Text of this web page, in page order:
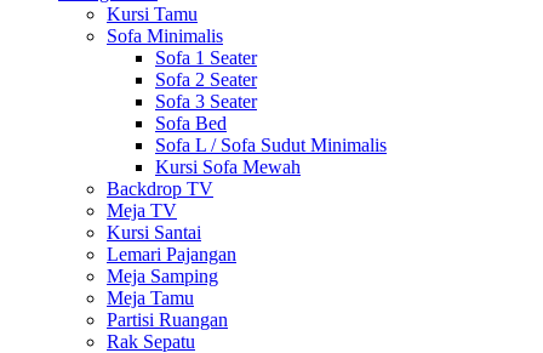
Kursi Tamu
Sofa Minimalis
Sofa 1 Seater
Sofa 2 Seater
Sofa 3 Seater
Sofa Bed
Sofa L / Sofa Sudut Minimalis
Kursi Sofa Mewah
Backdrop TV
Meja TV
Kursi Santai
Lemari Pajangan
Meja Samping
Meja Tamu
Partisi Ruangan
Rak Sepatu